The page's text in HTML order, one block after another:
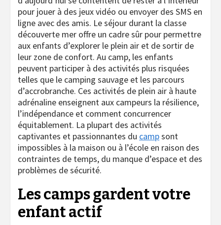
pour jouer à des jeux vidéo ou envoyer des SMS en
ligne avec des amis. Le séjour durant la classe
découverte mer offre un cadre sûr pour permettre
aux enfants d’explorer le plein air et de sortir de
leur zone de confort. Au camp, les enfants
peuvent participer à des activités plus risquées
telles que le camping sauvage et les parcours
d’accrobranche. Ces activités de plein air à haute
adrénaline enseignent aux campeurs la résilience,
l’indépendance et comment concurrencer
équitablement. La plupart des activités
captivantes et passionnantes du campsont
impossibles à la maison ou à l’école en raison des
contraintes de temps, du manque d’espace et des
problèmes de sécurité.
Les camps gardent votre
enfant actif